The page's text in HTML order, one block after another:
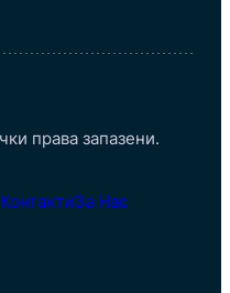
права запазени.
КонтактиЗа Нас